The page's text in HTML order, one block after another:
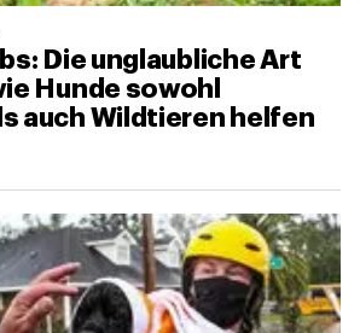
Die unglaubliche Art
Hunde sowohl
auch Wildtieren helfen